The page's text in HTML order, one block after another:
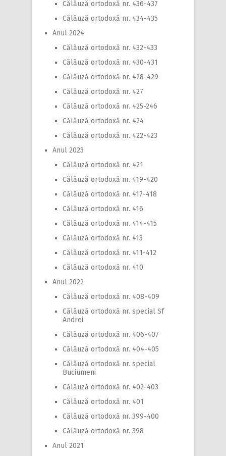
Călăuză ortodoxă nr. 436-437
Călăuză ortodoxă nr. 434-435
Anul 2024
Călăuză ortodoxă nr. 432-433
Călăuză ortodoxă nr. 430-431
Călăuză ortodoxă nr. 428-429
Călăuză ortodoxă nr. 427
Călăuză ortodoxă nr. 425-246
Călăuză ortodoxă nr. 424
Călăuză ortodoxă nr. 422-423
Anul 2023
Călăuză ortodoxă nr. 421
Călăuză ortodoxă nr. 419-420
Călăuză ortodoxă nr. 417-418
Călăuză ortodoxă nr. 416
Călăuză ortodoxă nr. 414-415
Călăuză ortodoxă nr. 413
Călăuză ortodoxă nr. 411-412
Călăuză ortodoxă nr. 410
Anul 2022
Călăuză ortodoxă nr. 408-409
Călăuză ortodoxă nr. special Sf
Andrei
Călăuză ortodoxă nr. 406-407
Călăuză ortodoxă nr. 404-405
Călăuză ortodoxă nr. special
Buciumeni
Călăuză ortodoxă nr. 402-403
Călăuză ortodoxă nr. 401
Călăuză ortodoxă nr. 399-400
Călăuză ortodoxă nr. 398
Anul 2021